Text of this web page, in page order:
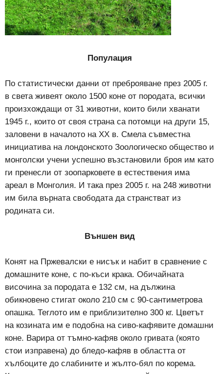
Популация
По статистически данни от преброяване през 2005 г.
в света живеят около 1500 коне от породата, всички
произхождащи от 31 животни, които били хванати
1945 г., които от своя страна са потомци на други 15,
заловени в началото на ХХ в. Смела съвместна
инициатива на лондонското Зоологическо общество и
монголски учени успешно възстановили броя им като
ги пренесли от зоопарковете в естествения има
ареал в Монголия. И така през 2005 г. на 248 животни
им била върната свободата да странстват из
родината си.
Външен вид
Конят на Пржевалски е нисък и набит в сравнение с
домашните коне, с по-къси крака. Обичайната
височина за породата е 132 см, на дължина
обикновено стигат около 210 см с 90-сантиметрова
опашка. Теглото им е приблизително 300 кг. Цветът
на козината им е подобна на сиво-кафявите домашни
коне. Варира от тъмно-кафяв около гривата (която
стои изправена) до бледо-кафяв в областта от
хълбоците до слабините и жълто-бял по корема.